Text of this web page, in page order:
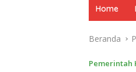
Home
Beranda
Pemerintah